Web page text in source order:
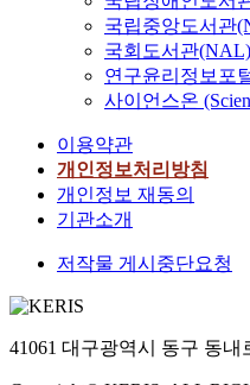
국립중앙도서관
국회도서관(NAL)
연구윤리정보포
사이언스온
이용약관
개인정보처리방침
개인정보 재동의
기관소개
저작물 게시중단요청
41061 대구광역시 동구 동내